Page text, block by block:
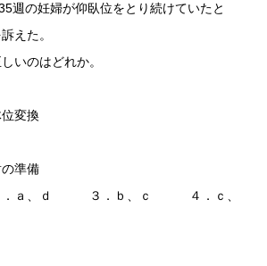
週の妊婦が仰臥位をとり続けていたと
えた。
いのはどれか。
変換
準備
ａ、ｄ ３．ｂ、ｃ ４．ｃ、